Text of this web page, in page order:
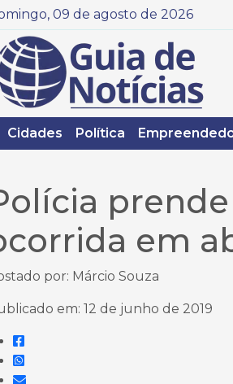
09 de agosto de 2026
Cidades Política
em
por: Márcio Souza
em: 12 de junho de 2019